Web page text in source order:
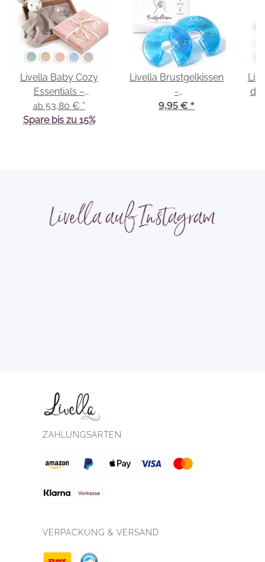
Livella Baby Cozy
Essentials –
Kuscheltuch &
Babystrickdecke
ab 53,80 € *
Spare bis zu 15%
Livella Brustgelkissen
-
Kalt-/Warmkompresse
9,95 € *
Livella auf Instagram
ZAHLUNGSARTEN
VERPACKUNG & VERSAND